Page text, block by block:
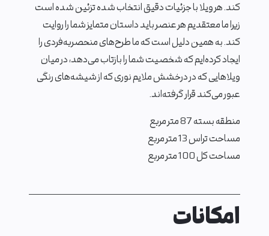
کند. هر ویلا با جزئیات دقیق انتخاب شده تزئین شده است
زیرا ما معتقدیم هر عنصر باید داستان متمایز شما را روایت
کند. به همین دلیل است که ما طرح‌های منحصربه‌فردی را
ایجاد کرده‌ایم که شخصیت شما را بازتاب می‌دهد، در میان
ویلاهایی که در درخشش ملایم نوری که از شیشه‌های رنگی
عبور می‌کند قرار گرفته‌اند.
منطقه بسته 87 متر مربع
مساحت تراس 13 متر مربع
مساحت کل 100 متر مربع
امکانات